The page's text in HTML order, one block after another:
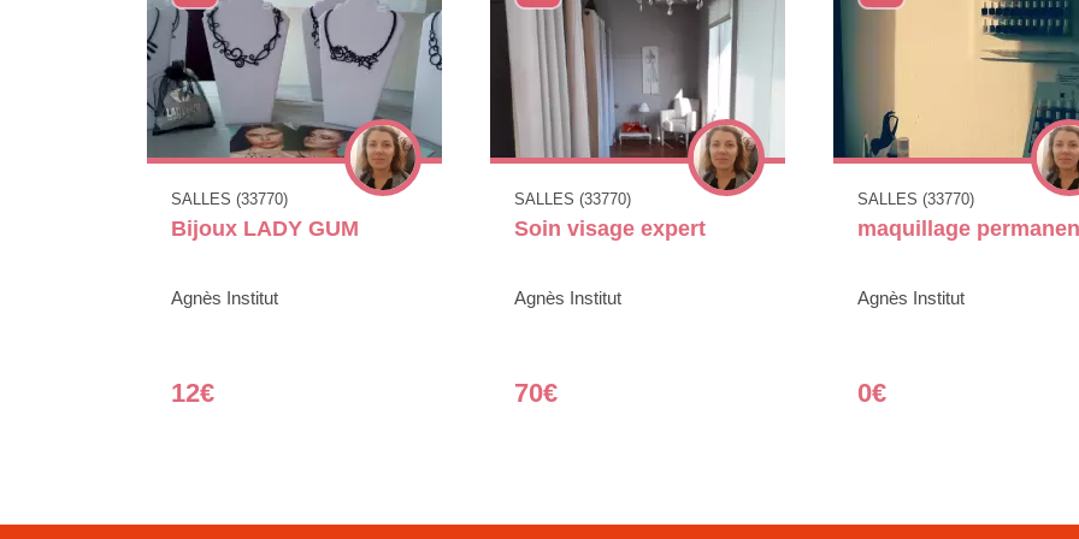
SALLES (33770)
Bijoux LADY GUM
Agnès Institut
12€
SALLES (33770)
Soin visage expert
Agnès Institut
70€
SALLES (33770)
maquillage
Agnès Institut
0€